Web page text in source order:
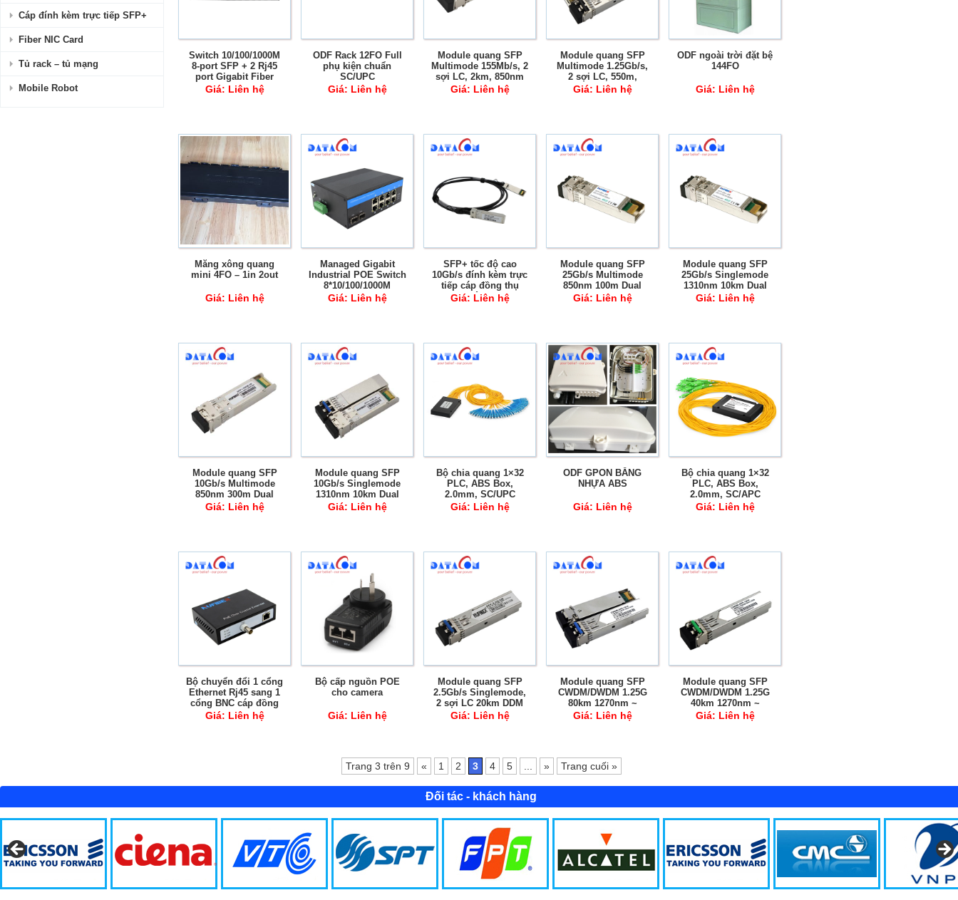
Cáp đính kèm trực tiếp SFP+
Fiber NIC Card
Tủ rack – tủ mạng
Mobile Robot
Switch 10/100/1000M
8-port SFP + 2 Rj45
port Gigabit Fiber
Ethernet
Giá: Liên hệ
ODF Rack 12FO Full
phụ kiện chuẩn
SC/UPC
Giá: Liên hệ
Module quang SFP
Multimode 155Mb/s, 2
sợi LC, 2km, 850nm
DDM
Giá: Liên hệ
Module quang SFP
Multimode 1.25Gb/s,
2 sợi LC, 550m,
850nm DDM
Giá: Liên hệ
ODF ngoài trời đặt bệ
144FO
Giá: Liên hệ
Măng xông quang
mini 4FO – 1in 2out
Giá: Liên hệ
Managed Gigabit
Industrial POE Switch
8*10/100/1000M
POE+2*1000M SFP
with DIN-Rail, IP44,
Giá: Liên hệ
SFP+ tốc độ cao
10Gb/s đính kèm trực
tiếp cáp đồng thụ
động
Giá: Liên hệ
Module quang SFP
25Gb/s Multimode
850nm 100m Dual
Fiber LC DDM
Giá: Liên hệ
Module quang SFP
25Gb/s Singlemode
1310nm 10km Dual
Fiber LC DDM
Giá: Liên hệ
Module quang SFP
10Gb/s Multimode
850nm 300m Dual
Fiber LC DDM
Giá: Liên hệ
Module quang SFP
10Gb/s Singlemode
1310nm 10km Dual
Fiber LC DDM
Giá: Liên hệ
Bộ chia quang 1×32
PLC, ABS Box,
2.0mm, SC/UPC
Giá: Liên hệ
ODF GPON BẰNG
NHỰA ABS
Giá: Liên hệ
Bộ chia quang 1×32
PLC, ABS Box,
2.0mm, SC/APC
Giá: Liên hệ
Bộ chuyển đổi 1 cổng
Ethernet Rj45 sang 1
cổng BNC cáp đồng
trục POC POE 300m
Giá: Liên hệ
Bộ cấp nguồn POE
cho camera
Giá: Liên hệ
Module quang SFP
2.5Gb/s Singlemode,
2 sợi LC 20km DDM
Giá: Liên hệ
Module quang SFP
CWDM/DWDM 1.25G
80km 1270nm ~
1610nm SM DDM
Giá: Liên hệ
Module quang SFP
CWDM/DWDM 1.25G
40km 1270nm ~
1610nm SM DDM
Giá: Liên hệ
Trang 3 trên 9 « 1 2 3 4 5 » Trang cuối »
Đối tác - khách hàng